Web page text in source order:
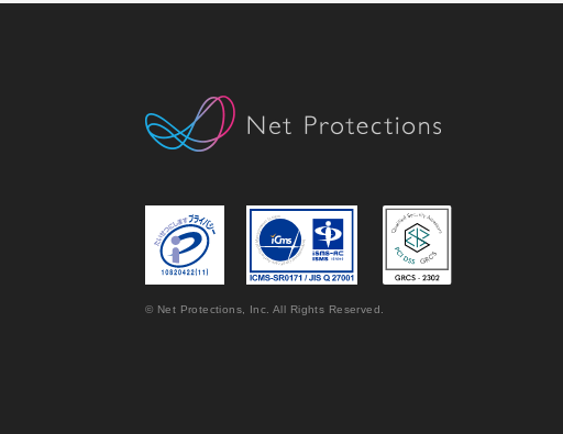
© Net Protections, Inc. All Rights Reserved.